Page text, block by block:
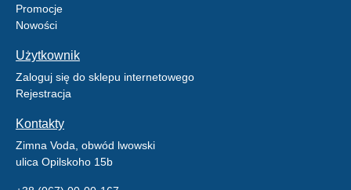
Promocje
Nowości
Użytkownik
Zaloguj się do sklepu internetowego
Rejestracja
Kontakty
Zimna Voda, obwód lwowski
ulica Opilskoho 15b